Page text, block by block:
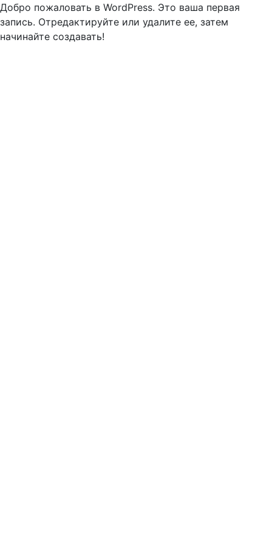
Добро пожаловать в WordPress. Это ваша первая
запись. Отредактируйте или удалите ее, затем
начинайте создавать!